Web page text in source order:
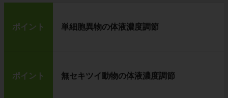
ポイント 単細胞異物の体液濃度調節
ポイント 無セキツイ動物の体液濃度調節